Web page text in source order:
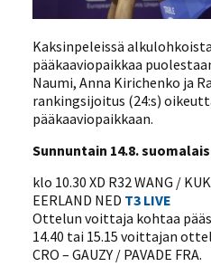
Kaksinpeleissä
pääkaaviopaikkaa
Naumi, Anna Kirichenko ja
rankingsijoitus (24:s)
pääkaaviopaikkaan.
Sunnuntain 14.8.
klo 10.30 XD R32 WANG /
EERLAND NED T3 LIVE
Ottelun voittaja kohtaa
14.40 tai 15.15 voittajan
CRO – GAUZY / PAVADE FRA.